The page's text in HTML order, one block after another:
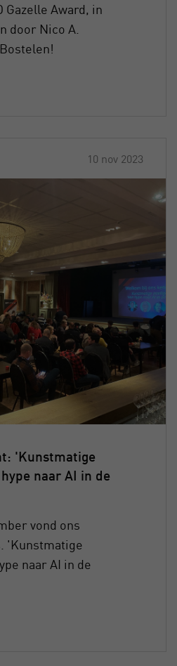
Gazelle Award, in
door Nico A.
10 nov 2023
'Kunstmatige
naar AI in de
vond ons
'Kunstmatige
naar AI in de